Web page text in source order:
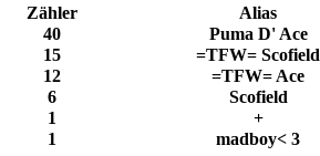
Zähler
Alias
40
Puma D' Ace
15
=TFW= Scofield
12
=TFW= Ace
6
Scofield
1
+
1
madboy< 3